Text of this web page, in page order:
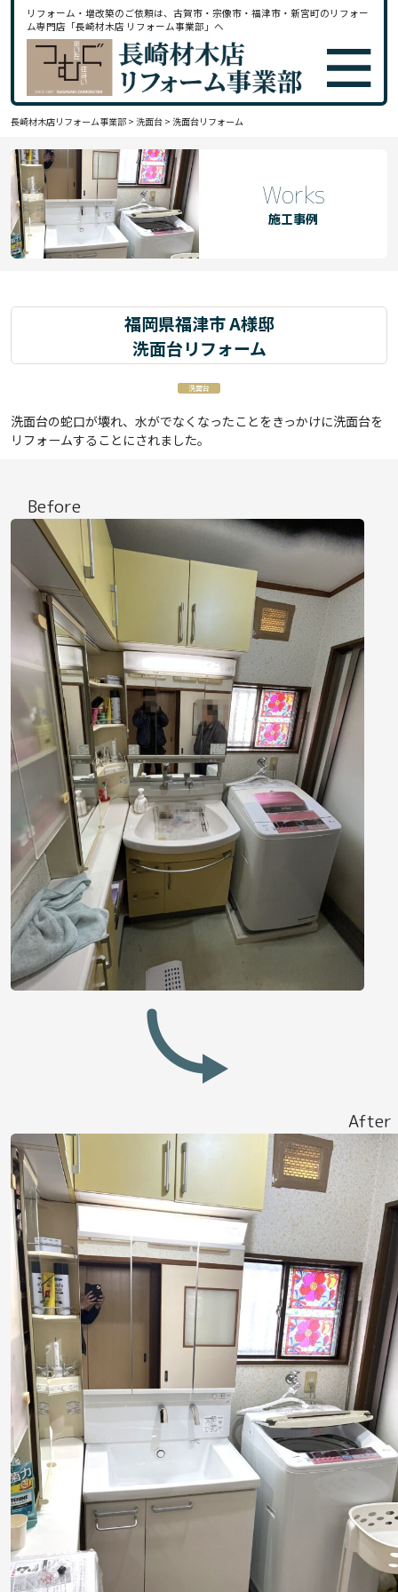
リフォーム・増改築のご依頼は、古賀市・宗像市・福津市・新宮町のリフォー
ム専門店「長崎材木店 リフォーム事業部」へ
長崎材木店リフォーム事業部 > 洗面台 > 洗面台リフォーム
Works
施工事例
福岡県福津市 A様邸
洗面台リフォーム
洗面台
洗面台の蛇口が壊れ、水がでなくなったことをきっかけに洗面台を
リフォームすることにされました。
Before
After